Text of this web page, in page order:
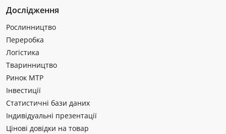
Дослідження
Рослинництво
Переробка
Логістика
Тваринництво
Ринок МТР
Інвестиції
Статистичні бази даних
Індивідуальні презентації
Цінові довідки на товар